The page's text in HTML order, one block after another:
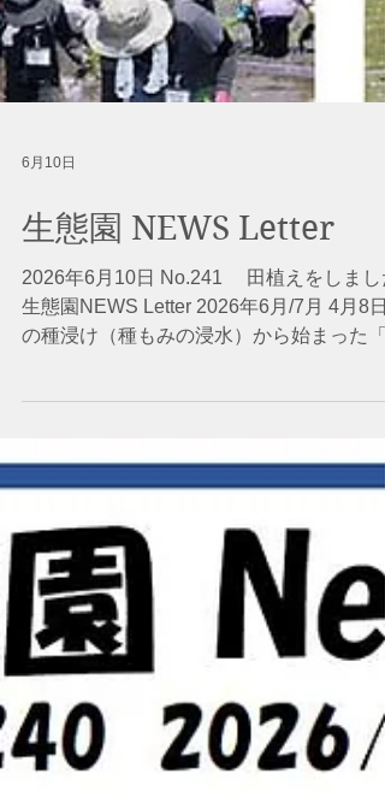
6月10日
生態園 NEWS Letter
2026年6月10日 No.241 田植えをしまし
の種浸け（種もみの浸水）から始まった「
のボランティアさんと今年もお米を作りま
す。畔塗り、田起こしを行って先日、田植
を終えました。台風の大雨にも流されずに
ゃんと植わっています。収穫までみんなで
しく作業しながら、見守っていきます。 ☆
事務局から 駆け足で季節が過ぎ、園内には
春に咲いていたサルトリイバラやサンショ
などの青い未熟な果実が見られます。花の
ない時期ですが、ヤマユリなど夏の花のつ
みもふくらみ始めました。 先月28日、当法
人の通常総会と理事会を開催し、無事に事